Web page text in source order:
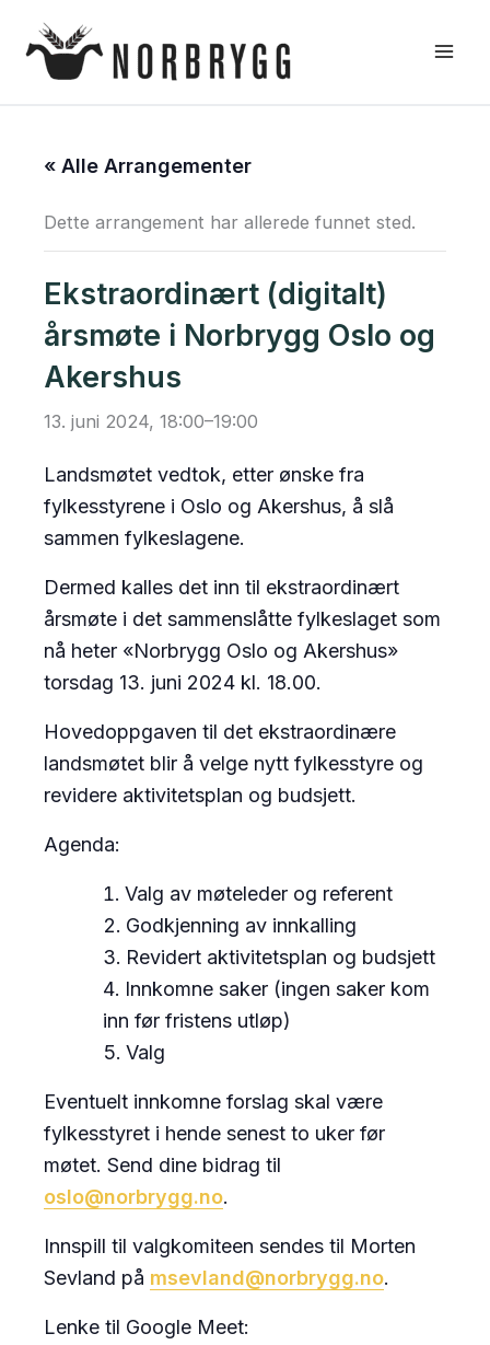
rett
« Alle Arrangementer
Dette arrangement har allerede funnet sted.
Ekstraordinært (digitalt)
årsmøte i Norbrygg Oslo og
Akershus
13. juni 2024, 18:00–19:00
Landsmøtet vedtok, etter ønske fra
fylkesstyrene i Oslo og Akershus, å slå
sammen fylkeslagene.
Dermed kalles det inn til ekstraordinært
årsmøte i det sammenslåtte fylkeslaget som
nå heter «Norbrygg Oslo og Akershus»
torsdag 13. juni 2024 kl. 18.00.
Hovedoppgaven til det ekstraordinære
landsmøtet blir å velge nytt fylkesstyre og
revidere aktivitetsplan og budsjett.
Agenda:
Valg av møteleder og referent
Godkjenning av innkalling
Revidert aktivitetsplan og budsjett
Innkomne saker (ingen saker kom
inn før fristens utløp)
Valg
Eventuelt innkomne forslag skal være
fylkesstyret i hende senest to uker før
møtet. Send dine bidrag til
oslo@norbrygg.no.
Innspill til valgkomiteen sendes til Morten
Sevland på msevland@norbrygg.no.
Lenke til Google Meet: